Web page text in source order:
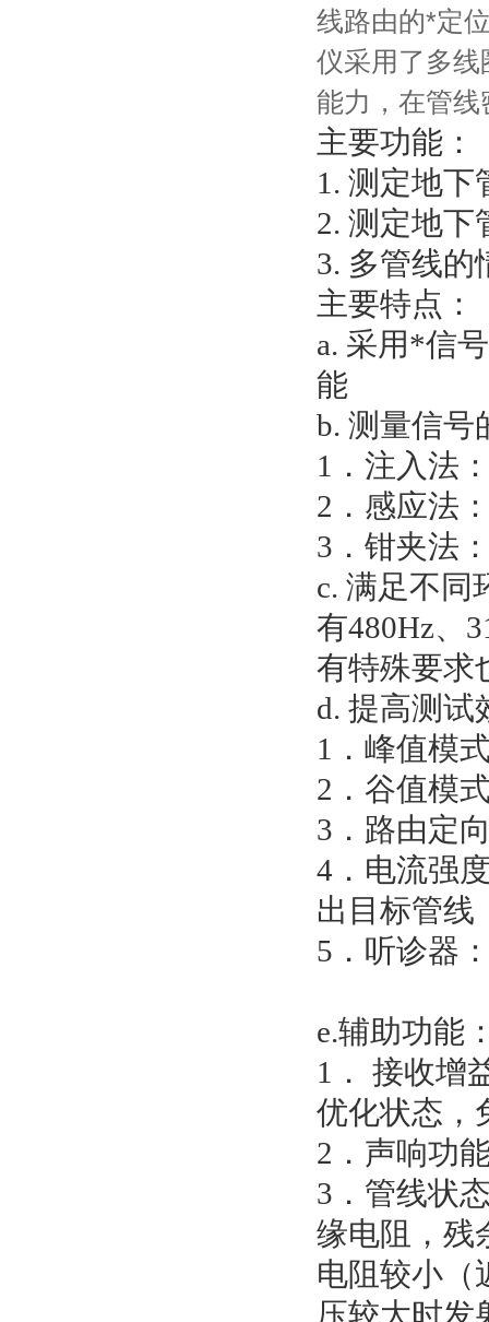
线路由的*定
仪采用了多
能力，在管
主要功能：
1. 测定地下
2. 测定地下
3. 多管线的
主要特点：
a. 采用*信
能
b. 测量信号
1．注入法
2．感应法
3．钳夹法
c. 满足不同
有480Hz、
有特殊要求
d. 提高测试
1．峰值模
2．谷值模
3．路由定
4．电流强
出目标管线
5．听诊器
e.辅助功能
1． 接收增
优化状态，
2．声响功
3．管线状
缘电阻，残
电阻较小（
压较大时发